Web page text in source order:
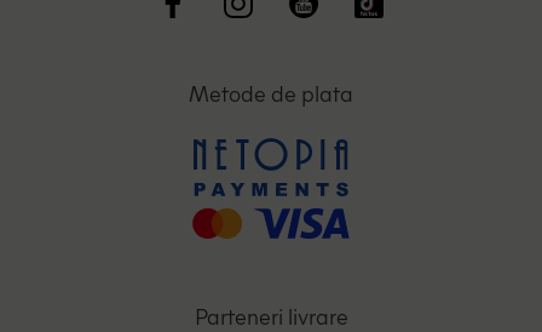
Metode de plata
Parteneri livrare